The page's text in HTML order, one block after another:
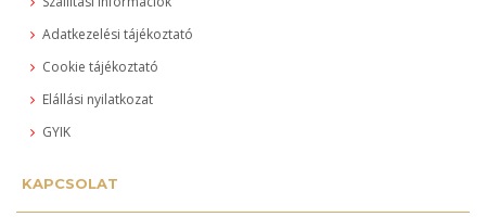
Adatkezelési tájékoztató
Cookie tájékoztató
Elállási nyilatkozat
GYIK
KAPCSOLAT